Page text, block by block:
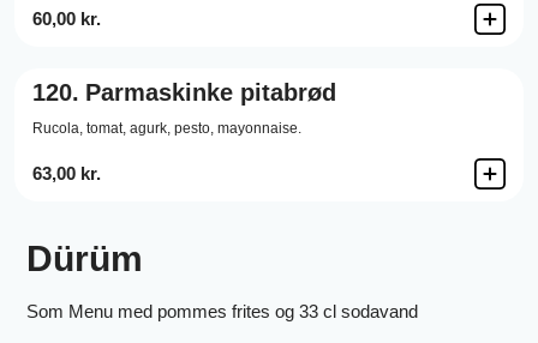
60,00 kr.
120. Parmaskinke pitabrød
Rucola, tomat, agurk, pesto, mayonnaise.
63,00 kr.
Dürüm
Som Menu med pommes frites og 33 cl sodavand